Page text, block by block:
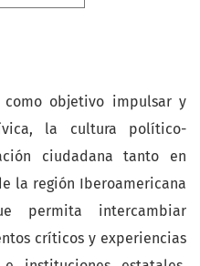
objetivo impulsar y
la cultura político-
ciudadana tanto en
la región Iberoamericana
permita intercambiar
críticos y experiencias